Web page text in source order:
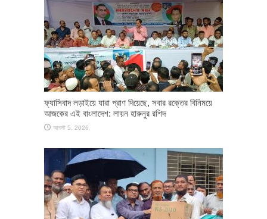
ফ্যাসিবাদ লড়াইয়ে যারা প্রাণ দিয়েছে, সবার রক্তের বিনিময়ে
আজকের এই বাংলাদেশ: লায়ন হারুনুর রশিদ
আগস্ট 5, 2026